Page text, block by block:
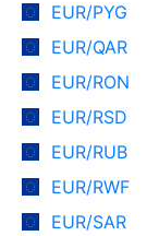
EUR/PYG
EUR/QAR
EUR/RON
EUR/RSD
EUR/RUB
EUR/RWF
EUR/SAR